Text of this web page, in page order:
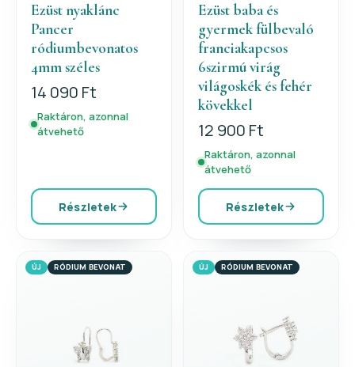
Ezüst nyaklánc
Pancer
ródiumbevonatos
4mm széles
14 090 Ft
Raktáron, azonnal
átvehető
Részletek
Ezüst baba és
gyermek fülbevaló
franciakapcsos
6szirmú virág
világoskék és fehér
kövekkel
12 900 Ft
Raktáron, azonnal
átvehető
Részletek
ÚJ RÓDIUM BEVONAT ÚJ RÓDIUM BEVONAT